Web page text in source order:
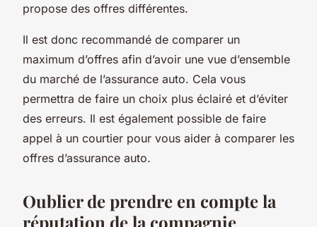
propose des offres différentes.
Il est donc recommandé de comparer un
maximum d’offres afin d’avoir une vue d’ensemble
du marché de l’assurance auto. Cela vous
permettra de faire un choix plus éclairé et d’éviter
des erreurs. Il est également possible de faire
appel à un courtier pour vous aider à comparer les
offres d’assurance auto.
Oublier de prendre en compte la
réputation de la compagnie